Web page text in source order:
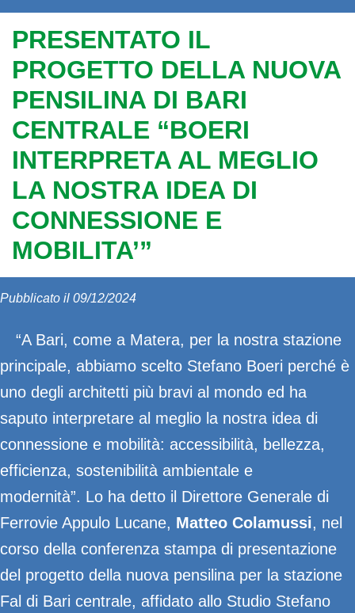
PRESENTATO IL
PROGETTO DELLA NUOVA
PENSILINA DI BARI
CENTRALE “BOERI
INTERPRETA AL MEGLIO
LA NOSTRA IDEA DI
CONNESSIONE E
MOBILITA’”
Pubblicato il 09/12/2024
“A Bari, come a Matera, per la nostra stazione
principale, abbiamo scelto Stefano Boeri perché è
uno degli architetti più bravi al mondo ed ha
saputo interpretare al meglio la nostra idea di
connessione e mobilità: accessibilità, bellezza,
efficienza, sostenibilità ambientale e
modernità”. Lo ha detto il Direttore Generale di
Ferrovie Appulo Lucane, Matteo Colamussi, nel
corso della conferenza stampa di presentazione
del progetto della nuova pensilina per la stazione
Fal di Bari centrale, affidato allo Studio Stefano